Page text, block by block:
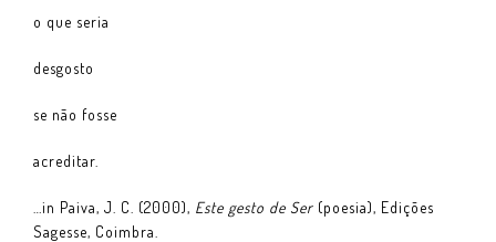
o que seria
desgosto
se não fosse
acreditar.
…in Paiva, J. C. (2000), Este gesto de Ser (poesia), Edições
Sagesse, Coimbra.